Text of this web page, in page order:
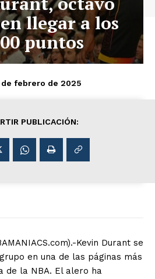
llegar a los
puntos
de febrero de 2025
PUBLICACIÓN:
Kevin Durant se
en una de las páginas más
de la NBA. El alero ha